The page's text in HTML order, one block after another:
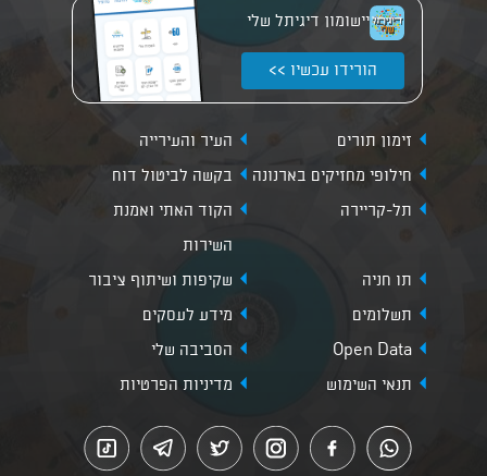
יישומון דיגיתל שלי
הורידו עכשיו >>
זימון תורים
העיר והעירייה
חילופי מחזיקים בארנונה
בקשה לביטול דוח
תל-קריירה
הקוד האתי ואמנת
השירות
תו חניה
שקיפות ושיתוף ציבור
תשלומים
מידע לעסקים
Open Data
הסביבה שלי
תנאי השימוש
מדיניות הפרטיות